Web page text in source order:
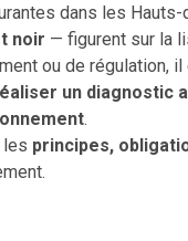
dans les
noir — figurent sur la
ou de régulation,
un diagnostic
.
les principes,